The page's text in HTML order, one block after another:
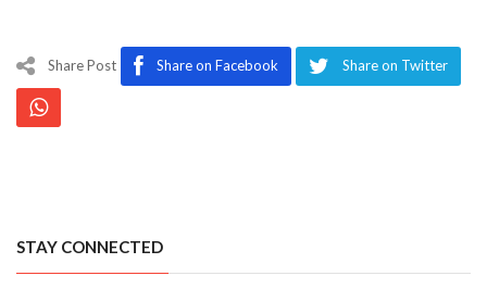
Share Post Share on Facebook Share on Twitter
STAY CONNECTED